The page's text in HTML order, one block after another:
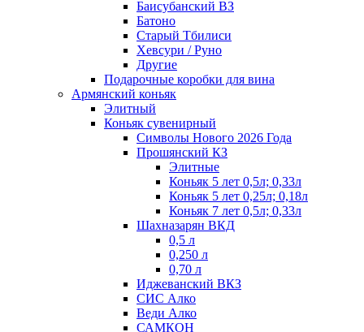
Баисубанский ВЗ
Батоно
Старый Тбилиси
Хевсури / Руно
Другие
Подарочные коробки для вина
Армянский коньяк
Элитный
Коньяк сувенирный
Символы Нового 2026 Года
Прошянский КЗ
Элитные
Коньяк 5 лет 0,5л; 0,33л
Коньяк 5 лет 0,25л; 0,18л
Коньяк 7 лет 0,5л; 0,33л
Шахназарян ВКД
0,5 л
0,250 л
0,70 л
Иджеванский ВКЗ
СИС Алко
Веди Алко
САМКОН